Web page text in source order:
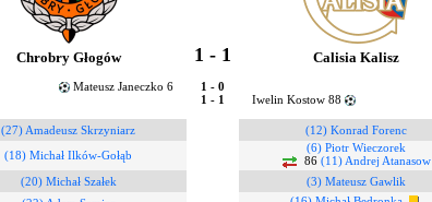
Chrobry Głogów 1 - 1 Calisia Kalisz
Mateusz Janeczko 6
1 - 0
1 - 1
Iwelin Kostow 88
(27) Amadeusz Skrzyniarz
(12) Konrad Forenc
(18) Michał Ilków-Gołąb
(6) Piotr Wieczorek
86 (11) Andrej Atanasow
(20) Michał Szałek
(3) Mateusz Gawlik